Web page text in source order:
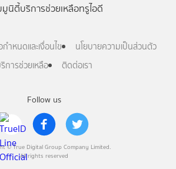
Follow us
© True Digital Group Company Limited.
All rights reserved
มูนิตี้บริการช่วยเหลือทรูไอดี
กำหนดและเงื่อนไข
นโยบายความเป็นส่วนตัว
การช่วยเหลือ
ติดต่อเรา